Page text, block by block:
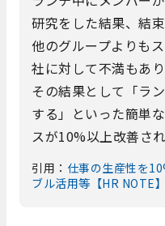
研究をした結果、結
他のグループよりも
社に対して不満もあり
その結果として「ラ
する」といった簡単
スが10%以上改善され
引用： 仕事の生産性を
ブル活用等【HR NOTE】